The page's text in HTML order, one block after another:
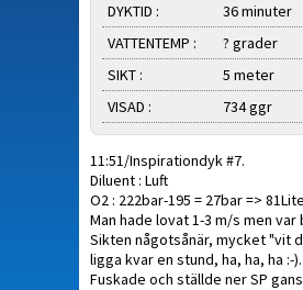
DYKTID :
36 minuter
VATTENTEMP :
? grader
SIKT :
5 meter
VISAD :
734 ggr
11:51/Inspirationdyk #7.
Diluent : Luft
O2 : 222bar-195 = 27bar =>
Man hade lovat 1-3 m/s men
Sikten någotsånär, mycket "vit
ligga kvar en stund, ha, ha, ha
Fuskade och ställde ner SP